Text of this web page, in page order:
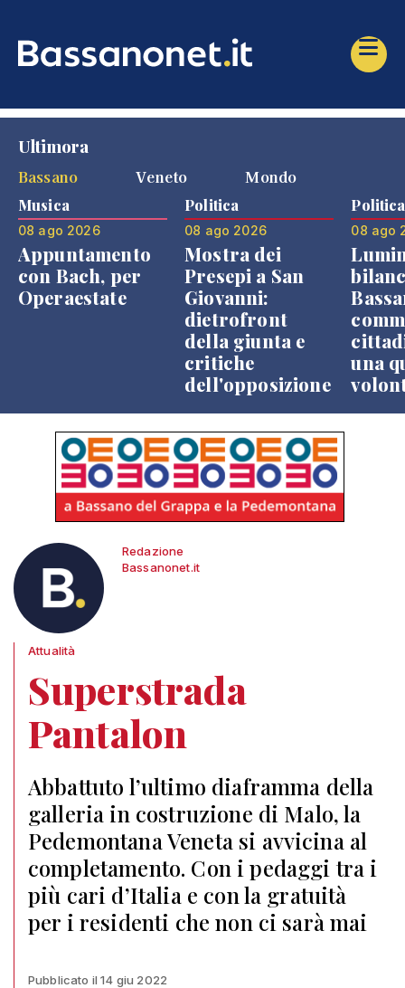
Ultimora
Bassano
Veneto Mondo
Musica
08 ago 2026
Appuntamento
con Bach, per
Operaestate
Politica
08 ago 2026
Mostra dei
Presepi a San
Giovanni:
dietrofront
della giunta e
critiche
dell'opposizione
Politica
08 ago
una
Redazione
Bassanonet.it
Attualità
Superstrada
Pantalon
Abbattuto l’ultimo diaframma della
galleria in costruzione di Malo, la
Pedemontana Veneta si avvicina al
completamento. Con i pedaggi tra i
più cari d’Italia e con la gratuità
per i residenti che non ci sarà mai
Pubblicato il 14 giu 2022